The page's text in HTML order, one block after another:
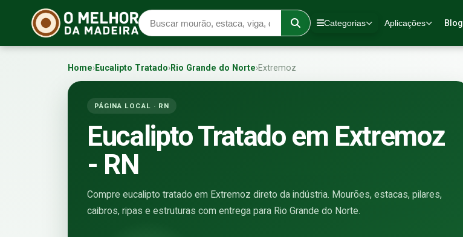
Categorias Aplicações Blog
Home›Eucalipto Tratado›Rio Grande do Norte›Extremoz
PÁGINA LOCAL · RN
Eucalipto Tratado em Extremoz
- RN
Compre eucalipto tratado em Extremoz direto da indústria. Mourões, estacas, pilares,
caibros, ripas e estruturas com entrega para Rio Grande do Norte.